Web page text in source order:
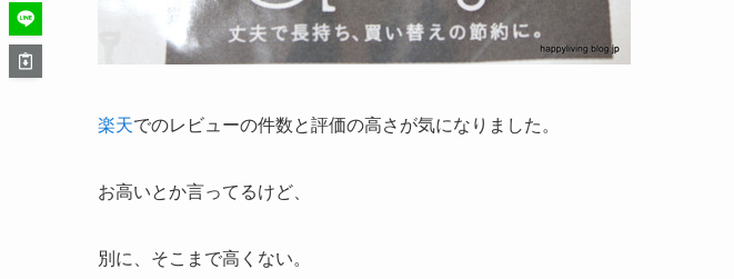
楽天でのレビューの件数と評価の高さが気になりました。
お高いとか言ってるけど、
別に、そこまで高くない。